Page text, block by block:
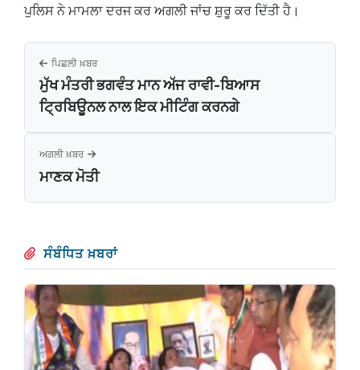
ਪੁਲਿਸ ਨੇ ਮਾਮਲਾ ਦਰਜ ਕਰ ਅਗਲੀ ਜਾਂਚ ਸ਼ੁਰੂ ਕਰ ਦਿੱਤੀ ਹੈ।
ਪਿਛਲੀ ਖ਼ਬਰ
ਮੁੱਖ ਮੰਤਰੀ ਭਗਵੰਤ ਮਾਨ ਅੱਜ ਰਾਵੀ-ਬਿਆਸ
ਟ੍ਰਿਬਿਊਨਲ ਨਾਲ ਇਕ ਮੀਟਿੰਗ ਕਰਨਗੇ
ਅਗਲੀ ਖ਼ਬਰ
ਮਾਣਕ ਮੋਤੀ
ਸੰਬੰਧਿਤ ਖ਼ਬਰਾਂ